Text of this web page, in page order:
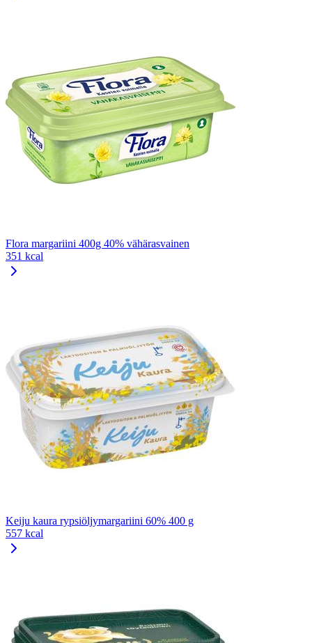
Flora margariini 400g 40% vähärasvainen
351 kcal
Keiju kaura rypsiöljymargariini 60% 400 g
557 kcal